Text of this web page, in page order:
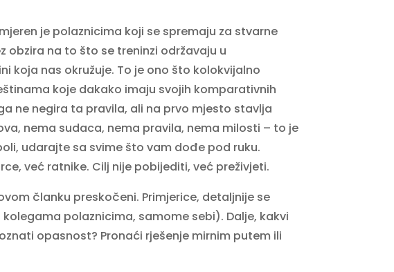
je polaznicima koji se spremaju za stvarne
obzira na to što se treninzi održavaju u
koja nas okružuje. To je ono što kolokvijalno
koje dakako imaju svojih komparativnih
ne negira ta pravila, ali na prvo mjesto stavlja
nema sudaca, nema pravila, nema milosti – to je
udarajte sa svime što vam dođe pod ruku.
već ratnike. Cilj nije pobijediti, već preživjeti.
članku preskočeni. Primjerice, detaljnije se
polaznicima, samome sebi). Dalje, kakvi
opasnost? Pronaći rješenje mirnim putem ili